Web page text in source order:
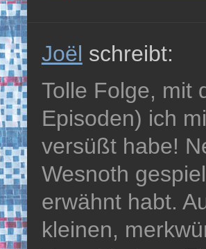
Joël schreibt:
Tolle Folge, mit
Episoden) ich
versüßt habe!
Wesnoth
erwähnt habt.
kleinen,